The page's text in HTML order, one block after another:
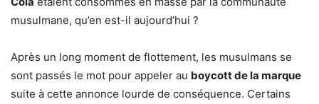
musulmane, qu’en est-il aujourd’hui ?
Après un long moment de flottement, les musulmans se
sont passés le mot pour appeler au boycott de la marque
suite à cette annonce lourde de conséquence. Certains